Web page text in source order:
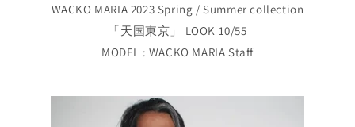
WACKO MARIA 2023 Spring / Summer collection
「天国東京」 LOOK 10/55
MODEL : WACKO MARIA Staff